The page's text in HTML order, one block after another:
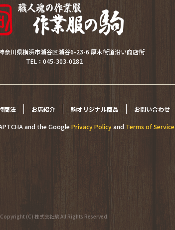
商法 お店紹介 駒オリジナル商品 お問い合わせ
and the Google Privacy Policyand Terms of Service
奈川県横浜市瀬谷区瀬谷6-23-6 厚木街道沿い商店街
TEL：045-303-0282
Copyright (C) 株式会社駒 All Rights Reserved.